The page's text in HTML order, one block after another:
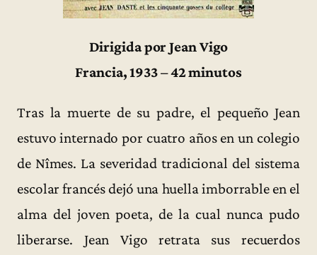
Dirigida por Jean Vigo
Francia, 1933 – 42 minutos
Tras la muerte de su padre, el pequeño Jean
estuvo internado por cuatro años en un colegio
de Nîmes. La severidad tradicional del sistema
escolar francés dejó una huella imborrable en el
alma del joven poeta, de la cual nunca pudo
liberarse. Jean Vigo retrata sus recuerdos